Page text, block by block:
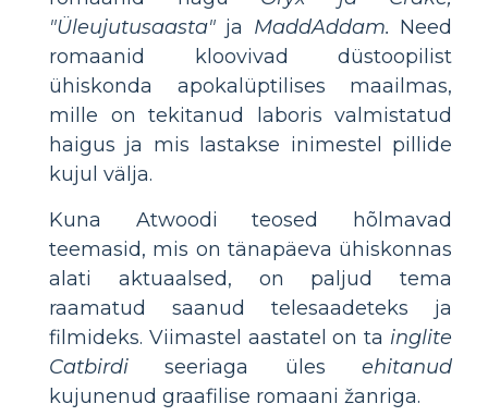
"Üleujutusaasta" ja MaddAddam. Need
romaanid kloovivad düstoopilist
ühiskonda apokalüptilises maailmas,
mille on tekitanud laboris valmistatud
haigus ja mis lastakse inimestel pillide
kujul välja.
Kuna Atwoodi teosed hõlmavad
teemasid, mis on tänapäeva ühiskonnas
alati aktuaalsed, on paljud tema
raamatud saanud telesaadeteks ja
filmideks. Viimastel aastatel on ta inglite
Catbirdi seeriaga üles ehitanud
kujunenud graafilise romaani žanriga.